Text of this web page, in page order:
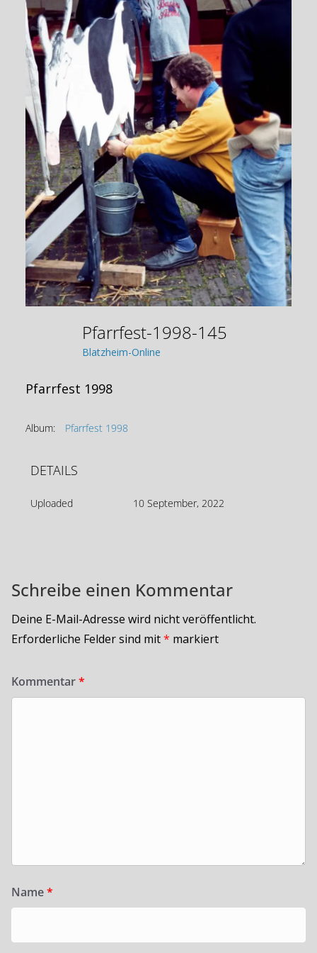
Pfarrfest-1998-145
Blatzheim-Online
Pfarrfest 1998
Album: Pfarrfest 1998
DETAILS
Uploaded 10 September, 2022
Schreibe einen Kommentar
Deine E-Mail-Adresse wird nicht veröffentlicht.
Erforderliche Felder sind mit* markiert
Kommentar*
Name*